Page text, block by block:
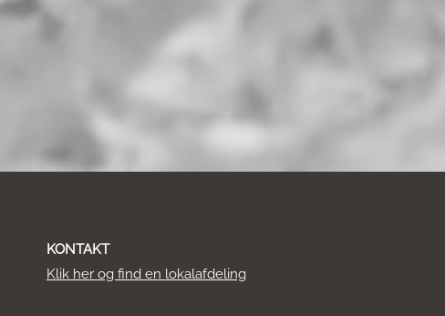
KONTAKT
Klik her og find en lokalafdeling